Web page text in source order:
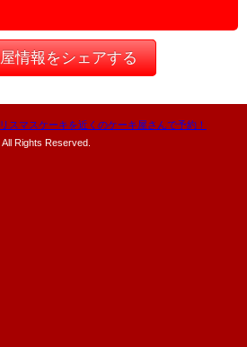
情報をシェアする
スマスケーキを近くのケーキ屋さんで予約！
All Rights Reserved.